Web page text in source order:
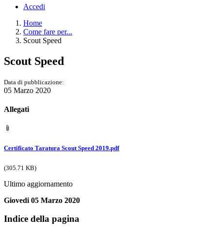
Accedi
Home
Come fare per...
Scout Speed
Scout Speed
Data di pubblicazione:
05 Marzo 2020
Allegati
Certificato Taratura Scout Speed 2019.pdf
(305.71 KB)
Ultimo aggiornamento
Giovedi 05 Marzo 2020
Indice della pagina